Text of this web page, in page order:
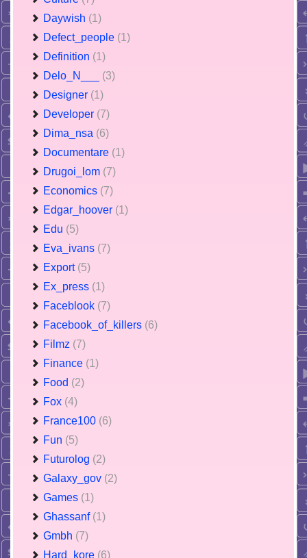
Daywish (1)
Defect_people (1)
Definition (1)
Delo_N___ (3)
Designer (1)
Developer (7)
Dima_nsa (6)
Documentare (1)
Drugoi_lom (7)
Economics (7)
Edgar_hoover (1)
Edu (5)
Eva_ivans (7)
Export (5)
Ex_press (1)
Faceblook (7)
Facebook_of_killers (6)
Filmz (7)
Finance (1)
Food (2)
Fox (4)
France100 (6)
Fun (5)
Futurolog (2)
Galaxy_gov (2)
Games (1)
Ghassanf (1)
Gmbh (7)
Hard_kore (6)